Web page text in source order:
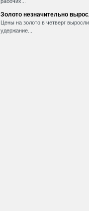
Золото незначительно
Цены на золото в четверг
удержание...